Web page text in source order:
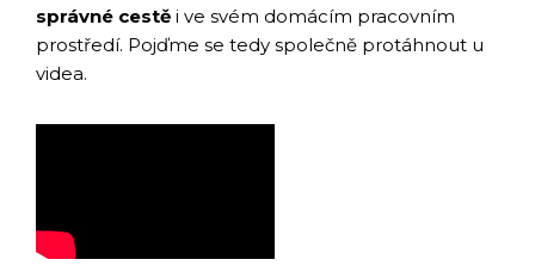
správné cestě i ve svém domácím pracovním
prostředí. Pojďme se tedy společně protáhnout u
videa.